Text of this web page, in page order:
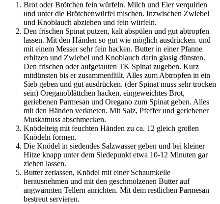
Brot oder Brötchen fein würfeln. Milch und Eier verquirlen
und unter die Brötchenwürfel mischen. Inzwischen Zwiebel
und Knoblauch abziehen und fein würfeln.
Den frischen Spinat putzen, kalt abspülen und gut abtropfen
lassen. Mit den Händen so gut wie möglich ausdrücken. und
mit einem Messer sehr fein hacken. Butter in einer Pfanne
erhitzen und Zwiebel und Knoblauch darin glasig dünsten.
Den frischen oder aufgetauten TK Spinat zugeben. Kurz
mitdünsten bis er zusammenfällt. Alles zum Abtropfen in ein
Sieb geben und gut ausdrücken. (der Spinat muss sehr trocken
sein) Oreganoblättchen hacken, eingeweichtes Brot,
geriebenen Parmesan und Oregano zum Spinat geben. Alles
mit den Händen verkneten. Mit Salz, Pfeffer und geriebener
Muskatnuss abschmecken.
Knödelteig mit feuchten Händen zu ca. 12 gleich großen
Knödeln formen.
Die Knödel in siedendes Salzwasser geben und bei kleiner
Hitze knapp unter dem Siedepunkt etwa 10-12 Minuten gar
ziehen lassen.
Butter zerlassen, Knödel mit einer Schaumkelle
herausnehmen und mit den geschmolzenen Butter auf
angwärmten Tellern anrichten. Mit dem restlichen Parmesan
bestreut servieren.